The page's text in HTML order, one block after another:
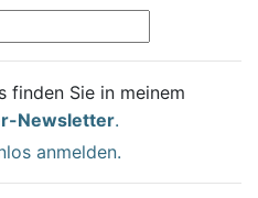
finden Sie in meinem
Newsletter.
anmelden.